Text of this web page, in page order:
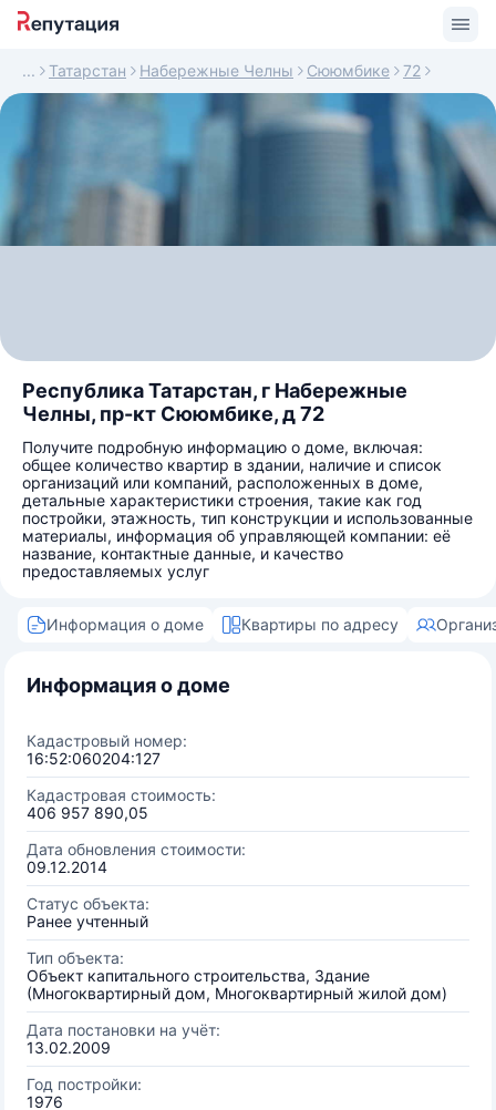
Татарстан Набережные Челны Сююмбике 72
Республика Татарстан, г Набережные
Челны, пр-кт Сююмбике, д 72
Получите подробную информацию о доме, включая:
общее количество квартир в здании, наличие и список
организаций или компаний, расположенных в доме,
детальные характеристики строения, такие как год
постройки, этажность, тип конструкции и использованные
материалы, информация об управляющей компании: её
название, контактные данные, и качество
предоставляемых услуг
Информация о доме Квартиры по адресу
Информация о доме
Кадастровый номер:
16:52:060204:127
Кадастровая стоимость:
406 957 890,05
Дата обновления стоимости:
09.12.2014
Статус объекта:
Ранее учтенный
Тип объекта:
Объект капитального строительства, Здание
(Многоквартирный дом, Многоквартирный жилой дом)
Дата постановки на учёт:
13.02.2009
Год постройки:
1976